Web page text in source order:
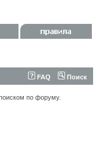
FAQ Поиск
по форуму.